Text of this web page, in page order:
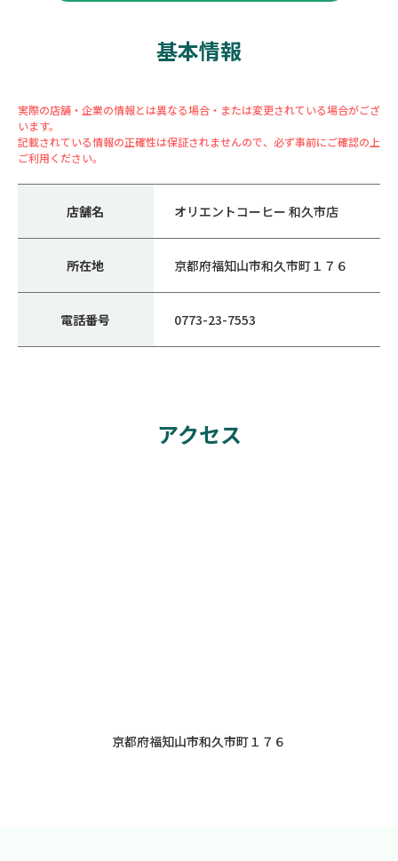
基本情報
実際の店舗・企業の情報とは異なる場合・または変更されている場合がござ
います。
記載されている情報の正確性は保証されませんので、必ず事前にご確認の上
ご利用ください。
店舗名 オリエントコーヒー 和久市店
所在地 京都府福知山市和久市町１７６
電話番号 0773-23-7553
アクセス
京都府福知山市和久市町１７６